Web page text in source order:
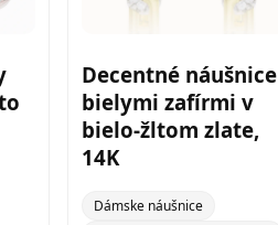
Decentné
bielymi zafírmi v
bielo-žltom zlate,
14K
Dámske náušnice